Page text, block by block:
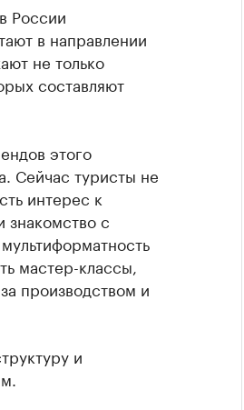
России
в направлении
не только
составляют
этого
Сейчас туристы не
интерес к
знакомство с
мастер-классы,
производством и
и